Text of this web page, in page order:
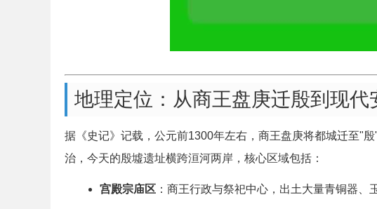
地理定位：从商王盘庚迁殷到现代
据《史记》记载，公元前1300年左右，商王盘庚将都城迁至"
治，今天的殷墟遗址横跨洹河两岸，核心区域包括：
宫殿宗庙区 ：商王行政与祭祀中心，出土大量青铜器、